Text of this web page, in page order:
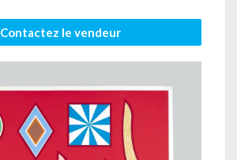
Contactez le vendeur